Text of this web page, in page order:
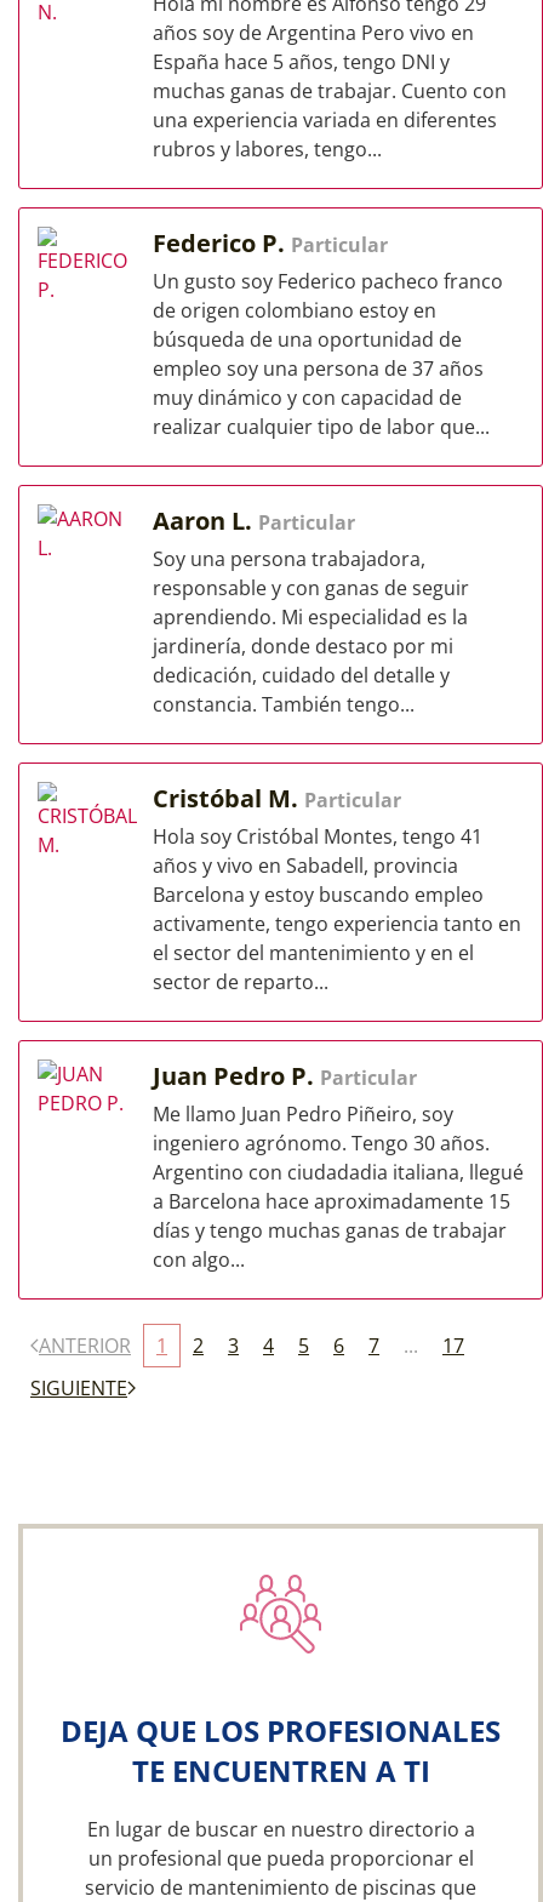
años soy de Argentina Pero vivo en
España hace 5 años, tengo DNI y
muchas ganas de trabajar. Cuento con
una experiencia variada en diferentes
rubros y labores, tengo...
Federico P. Particular
Un gusto soy Federico pacheco franco
de origen colombiano estoy en
búsqueda de una oportunidad de
empleo soy una persona de 37 años
muy dinámico y con capacidad de
realizar cualquier tipo de labor que...
Aaron L. Particular
Soy una persona trabajadora,
responsable y con ganas de seguir
aprendiendo. Mi especialidad es la
jardinería, donde destaco por mi
dedicación, cuidado del detalle y
constancia. También tengo...
Cristóbal M. Particular
Hola soy Cristóbal Montes, tengo 41
años y vivo en Sabadell, provincia
Barcelona y estoy buscando empleo
activamente, tengo experiencia tanto en
el sector del mantenimiento y en el
sector de reparto...
Juan Pedro P. Particular
Me llamo Juan Pedro Piñeiro, soy
ingeniero agrónomo. Tengo 30 años.
Argentino con ciudadadia italiana, llegué
a Barcelona hace aproximadamente 15
días y tengo muchas ganas de trabajar
con algo...
ANTERIOR 1 2 3 4 5 6 7 ...
17
SIGUIENTE
DEJA QUE LOS PROFESIONALES
TE ENCUENTREN A TI
En lugar de buscar en nuestro directorio a
un profesional que pueda proporcionar el
servicio de mantenimiento de piscinas que